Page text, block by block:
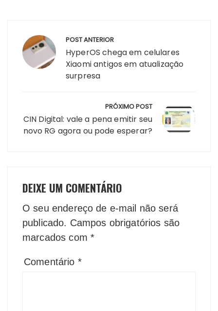
de
Post
POST ANTERIOR
HyperOS chega em celulares
Xiaomi antigos em atualização
surpresa
PRÓXIMO POST
CIN Digital: vale a pena emitir seu
novo RG agora ou pode esperar?
DEIXE UM COMENTÁRIO
O seu endereço de e-mail não será
publicado. Campos obrigatórios são
marcados com *
Comentário *